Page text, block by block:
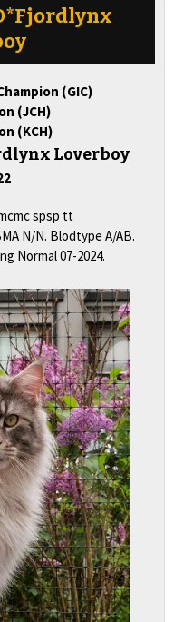
(GIC)
(JCH)
(KCH)
Loverboy
spsp tt
N/N. Blodtype A/AB.
Normal 07-2024.